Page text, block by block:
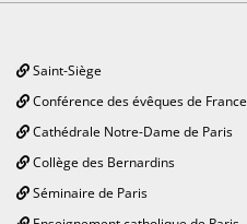
Saint-Siège
Conférence des évêques de France
Cathédrale Notre-Dame de Paris
Collège des Bernardins
Séminaire de Paris